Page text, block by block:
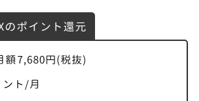
のポイント還元
額7,680円(税抜)
ト/月